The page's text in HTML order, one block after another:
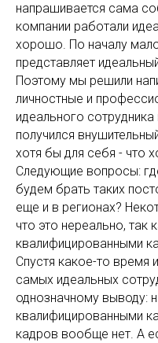
напрашивается сама
компании работали
хорошо. По началу
представляет
Поэтому мы решили
личностные и
идеального
получился
хотя бы для себя - что
Следующие вопросы:
будем брать таких
еще и в регионах?
что это нереально, так
квалифицированными
Спустя какое-то время
самых идеальных
однозначному выводу:
квалифицированными
кадров вообще нет. А